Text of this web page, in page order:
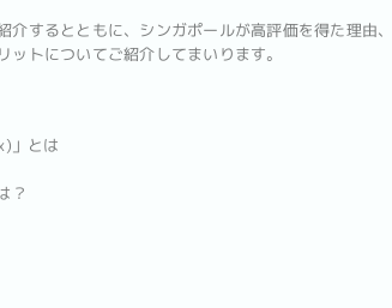
するとともに、シンガポールが高評価を得た理由
トについてご紹介してまいります。
」とは
？